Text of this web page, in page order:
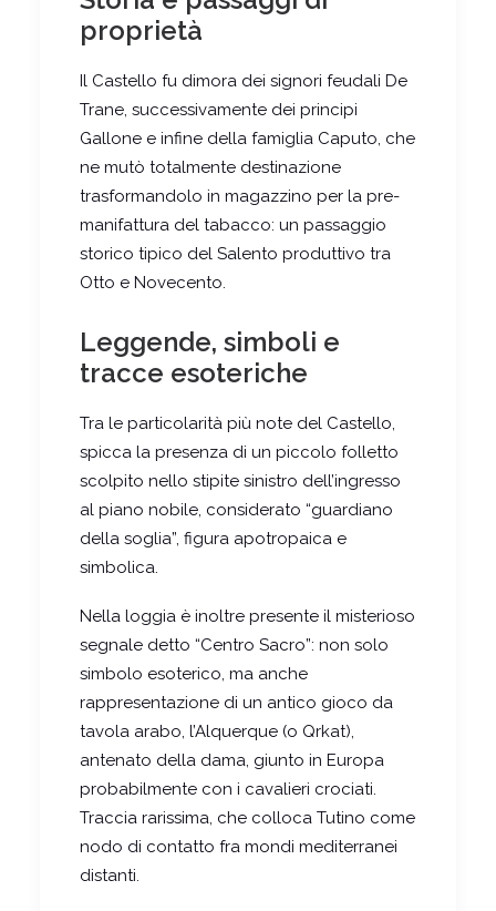
proprietà
Il Castello fu dimora dei signori feudali De
Trane, successivamente dei principi
Gallone e infine della famiglia Caputo, che
ne mutò totalmente destinazione
trasformandolo in magazzino per la pre-
manifattura del tabacco: un passaggio
storico tipico del Salento produttivo tra
Otto e Novecento.
Leggende, simboli e
tracce esoteriche
Tra le particolarità più note del Castello,
spicca la presenza di un piccolo folletto
scolpito nello stipite sinistro dell’ingresso
al piano nobile, considerato “guardiano
della soglia”, figura apotropaica e
simbolica.
Nella loggia è inoltre presente il misterioso
segnale detto “Centro Sacro”: non solo
simbolo esoterico, ma anche
rappresentazione di un antico gioco da
tavola arabo, l’Alquerque (o Qrkat),
antenato della dama, giunto in Europa
probabilmente con i cavalieri crociati.
Traccia rarissima, che colloca Tutino come
nodo di contatto fra mondi mediterranei
distanti.